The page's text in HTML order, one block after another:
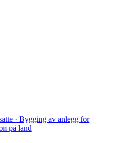
· Bygging av anlegg for
på land